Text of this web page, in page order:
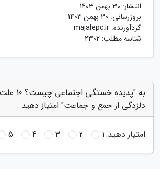
انتشار: 30 بهمن 1403
بروزرسانی: 30 بهمن 1403
گردآورنده: majalepc.ir
شناسه مطلب: 2302
به "پدیده
دلزدگی از جمع و جماعت" امتیاز دهید
امتیاز دهید:1
2
3
4
5